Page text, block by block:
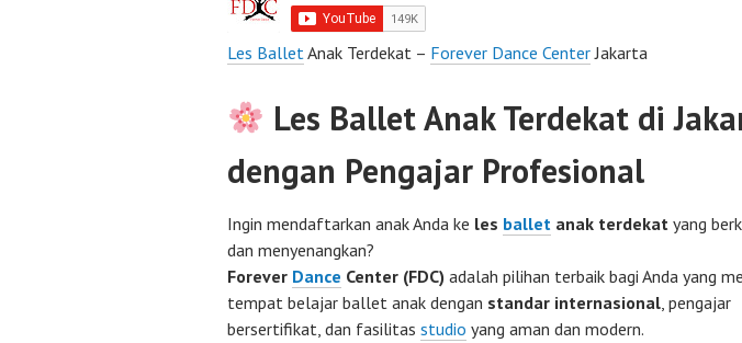
Les BalletAnak Terdekat – Forever Dance CenterJakarta
Les Ballet Anak Terdekat di
dengan Pengajar Profesional
Ingin mendaftarkan anak Anda ke les ballet anak terdekat yang
dan menyenangkan?
Forever Dance Center (FDC) adalah pilihan terbaik bagi Anda yang
tempat belajar ballet anak dengan standar internasional, pengajar
bersertifikat, dan fasilitas studio yang aman dan modern.